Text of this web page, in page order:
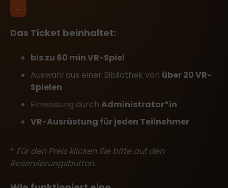
...
Das Ticket beinhaltet:
bis zu 60 min VR-Spiel
Auswahl aus einer Bibliothek von über 20 VR-
Spielen
Einweisung durch Administrator*in
VR-Ausrüstung für jeden Teilnehmer
* Für den Preis klicken Sie bitte auf den
Reservierungsbutton.